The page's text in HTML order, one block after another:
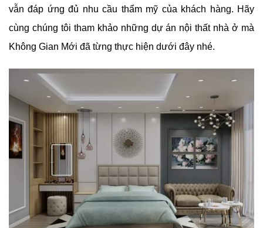
vẫn đáp ứng đủ nhu cầu thẩm mỹ của khách hàng. Hãy
cùng chúng tôi tham khảo những dự án nội thất nhà ở mà
Không Gian Mới đã từng thực hiện dưới đây nhé.